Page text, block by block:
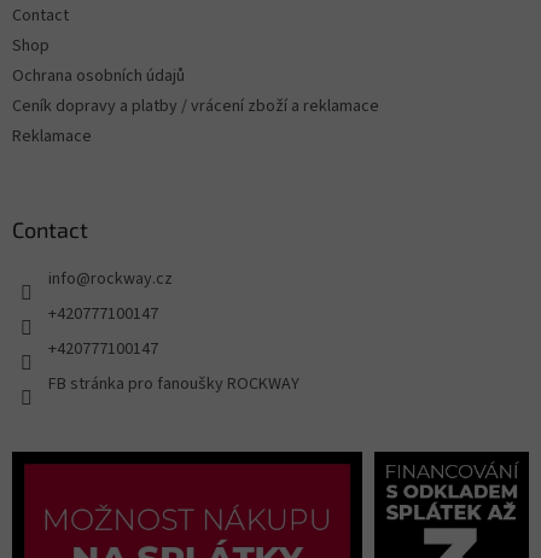
Contact
Shop
Ochrana osobních údajů
Ceník dopravy a platby / vrácení zboží a reklamace
Reklamace
Contact
info@rockway.cz
+420777100147
+420777100147
FB stránka pro fanoušky ROCKWAY